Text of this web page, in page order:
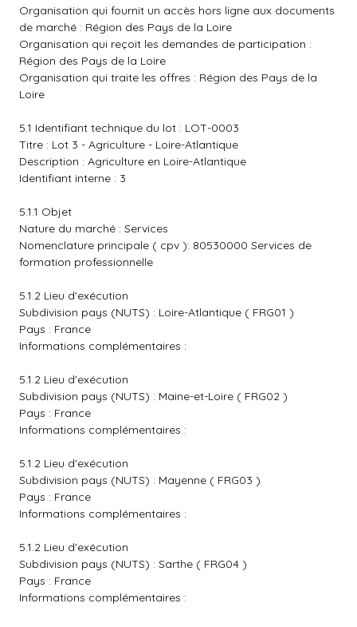
Organisation qui fournit un accès hors ligne aux documents
de marché : Région des Pays de la Loire
Organisation qui reçoit les demandes de participation :
Région des Pays de la Loire
Organisation qui traite les offres : Région des Pays de la
Loire
5.1 Identifiant technique du lot : LOT-0003
Titre : Lot 3 - Agriculture - Loire-Atlantique
Description : Agriculture en Loire-Atlantique
Identifiant interne : 3
5.1.1 Objet
Nature du marché : Services
Nomenclature principale ( cpv ): 80530000 Services de
formation professionnelle
5.1.2 Lieu d'exécution
Subdivision pays (NUTS) : Loire-Atlantique ( FRG01 )
Pays : France
Informations complémentaires :
5.1.2 Lieu d'exécution
Subdivision pays (NUTS) : Maine-et-Loire ( FRG02 )
Pays : France
Informations complémentaires :
5.1.2 Lieu d'exécution
Subdivision pays (NUTS) : Mayenne ( FRG03 )
Pays : France
Informations complémentaires :
5.1.2 Lieu d'exécution
Subdivision pays (NUTS) : Sarthe ( FRG04 )
Pays : France
Informations complémentaires :